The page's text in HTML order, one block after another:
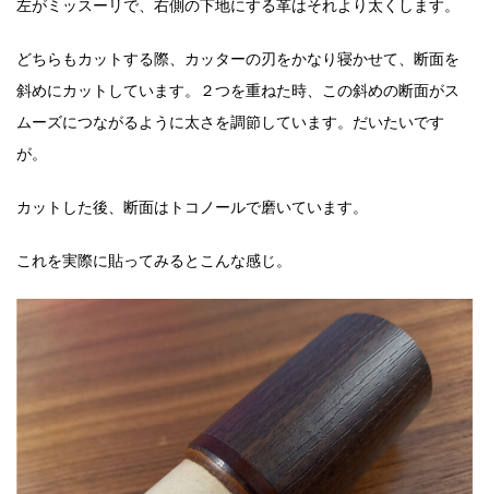
左がミッスーリで、右側の下地にする革はそれより太くします。
どちらもカットする際、カッターの刃をかなり寝かせて、断面を
斜めにカットしています。２つを重ねた時、この斜めの断面がス
ムーズにつながるように太さを調節しています。だいたいです
が。
カットした後、断面はトコノールで磨いています。
これを実際に貼ってみるとこんな感じ。